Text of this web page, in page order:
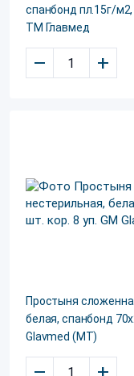
спанбонд пл.15г/
ТМ Главмед
– +
Простыня
белая, спанбонд
Glavmed (МТ)